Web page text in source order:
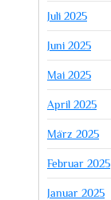
Juli 2025
Juni 2025
Mai 2025
April 2025
März 2025
Februar 2025
Januar 2025